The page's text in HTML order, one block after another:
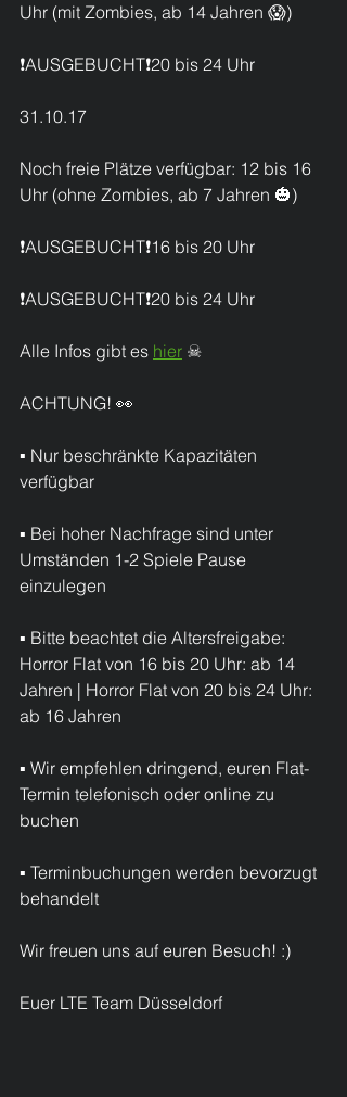
Uhr (mit Zombies, ab 14 Jahren 😱)
❗AUSGEBUCHT❗20 bis 24 Uhr
31.10.17
Noch freie Plätze verfügbar: 12 bis 16
Uhr (ohne Zombies, ab 7 Jahren 🎃)
❗AUSGEBUCHT❗16 bis 20 Uhr
❗AUSGEBUCHT❗20 bis 24 Uhr
Alle Infos gibt es hier ☠
ACHTUNG! 👀
▪ Nur beschränkte Kapazitäten
verfügbar
▪ Bei hoher Nachfrage sind unter
Umständen 1-2 Spiele Pause
einzulegen
▪ Bitte beachtet die Altersfreigabe:
Horror Flat von 16 bis 20 Uhr: ab 14
Jahren | Horror Flat von 20 bis 24 Uhr:
ab 16 Jahren
▪ Wir empfehlen dringend, euren Flat-
Termin telefonisch oder online zu
buchen
▪ Terminbuchungen werden bevorzugt
behandelt
Wir freuen uns auf euren Besuch! :)
Euer LTE Team Düsseldorf